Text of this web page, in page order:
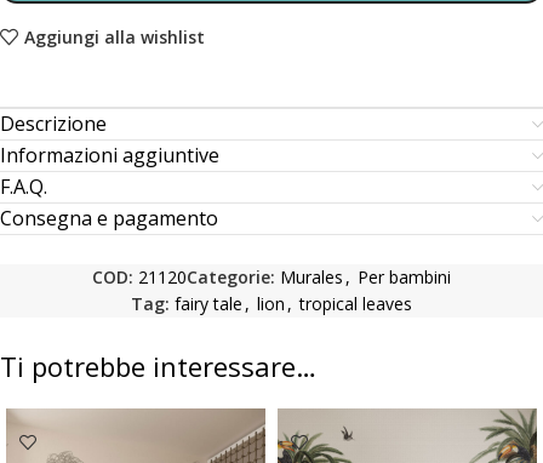
Aggiungi alla wishlist
Descrizione
Informazioni aggiuntive
F.A.Q.
Consegna e pagamento
COD: 21120Categorie: Murales , Per bambini
Tag: fairy tale , lion , tropical leaves
Ti potrebbe interessare…